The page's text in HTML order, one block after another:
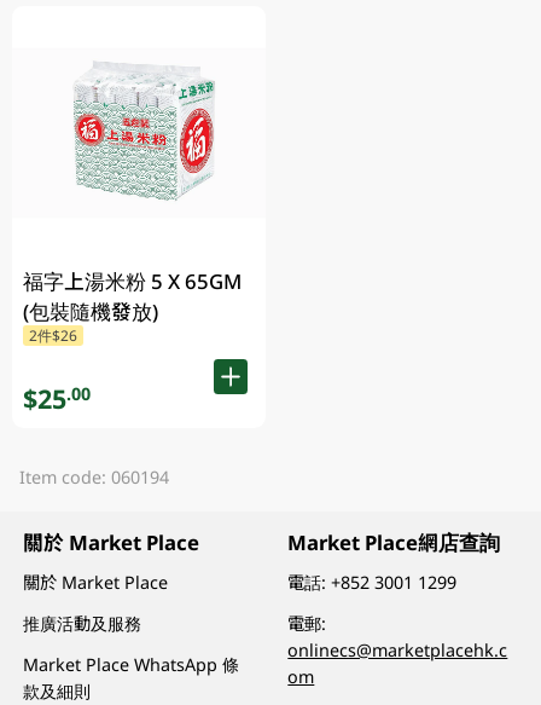
福字上湯米粉 5 X 65GM
(包裝隨機發放)
2件$26
$25.00
Item code: 060194
關於 Market Place
關於 Market Place
推廣活動及服務
Market Place WhatsApp 條
款及細則
Market Place網店查詢
電話:+852 3001 1299
電郵:
onlinecs@marketplacehk.c
om